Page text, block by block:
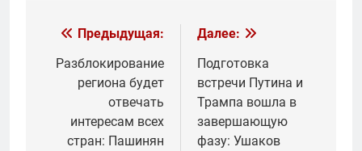
Навигация
по
записям
Предыдущая:
Разблокирование
региона будет
отвечать
интересам всех
стран: Пашинян
Далее:
Подготовка
встречи Путина и
Трампа вошла в
завершающую
фазу: Ушаков